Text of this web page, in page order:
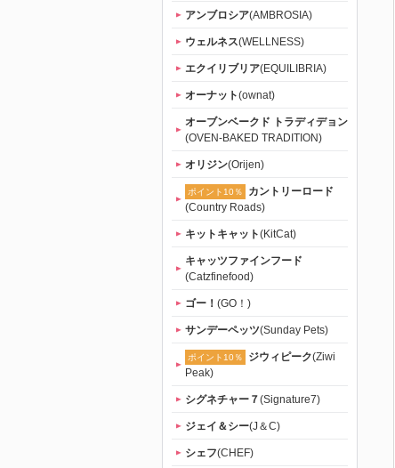
アンブロシア(AMBROSIA)
ウェルネス(WELLNESS)
エクイリブリア(EQUILIBRIA)
オーナット(ownat)
オーブンベークド トラディデョン
(OVEN-BAKED TRADITION)
オリジン(Orijen)
ポイント10％
カントリーロード
(Country Roads)
キットキャット(KitCat)
キャッツファインフード
(Catzfinefood)
ゴー！ (GO！)
サンデーペッツ(Sunday Pets)
ポイント10％ ジウィピーク(Ziwi
Peak)
シグネチャー７(Signature7)
ジェイ＆シー(J＆C)
シェフ(CHEF)